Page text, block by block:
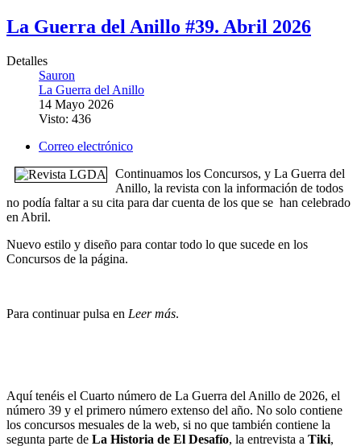
La Guerra del Anillo #39. Abril 2026
Detalles
Sauron
La Guerra del Anillo
14 Mayo 2026
Visto: 436
Correo electrónico
Continuamos los Concursos, y La Guerra del
Anillo, la revista con la información de todos
no podía faltar a su cita para dar cuenta de los que se han celebrado
en Abril.
Nuevo estilo y diseño para contar todo lo que sucede en los
Concursos de la página.
Para continuar pulsa en Leer más.
Aquí tenéis el Cuarto número de La Guerra del Anillo de 2026, el
número 39 y el primero número extenso del año. No solo contiene
los concursos mesuales de la web, si no que también contiene la
segunta parte de La Historia de El Desafío, la entrevista a Tiki,